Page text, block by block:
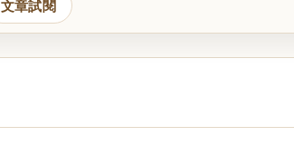
文章試閱